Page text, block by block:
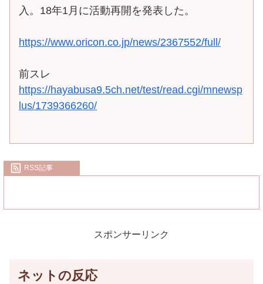
入。18年1月に活動再開を発表した。
https://www.oricon.co.jp/news/2367552/full/
前スレ
https://hayabusa9.5ch.net/test/read.cgi/mnewsp
lus/1739366260/
RSS記事
スポンサーリンク
ネットの反応